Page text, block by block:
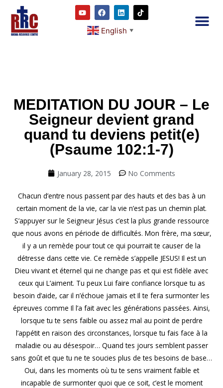
English ▼
MEDITATION DU JOUR – Le
Seigneur devient grand
quand tu deviens petit(e)
(Psaume 102:1-7)
January 28, 2015 No Comments
Chacun d’entre nous passent par des hauts et des bas à un
certain moment de la vie, car la vie n’est pas un chemin plat.
S’appuyer sur le Seigneur Jésus c’est la plus grande ressource
que nous avons en période de difficultés. Mon frère, ma sœur,
il y a un remède pour tout ce qui pourrait te causer de la
détresse dans cette vie. Ce remède s’appelle JESUS! Il est un
Dieu vivant et éternel qui ne change pas et qui est fidèle avec
ceux qui L’aiment. Tu peux Lui faire confiance lorsque tu as
besoin d’aide, car il n’échoue jamais et Il te fera surmonter les
épreuves comme Il l’a fait avec les générations passées. Ainsi,
lorsque tu te sens faible ou assez mal au point de perdre
l’appétit en raison des circonstances, lorsque tu fais face à la
maladie ou au désespoir… Quand tes jours semblent passer
sans goût et que tu ne te soucies plus de tes besoins de base…
Oui, dans les moments où tu te sens vraiment faible et
incapable de surmonter quoi que ce soit, c’est le moment